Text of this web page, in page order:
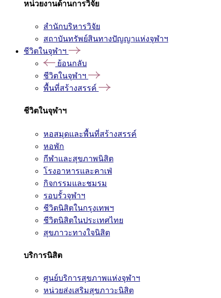
หน่วยงานด้านการวิจัย
สำนักบริหารวิจัย
สถาบันทรัพย์สินทางปัญญาแห่งจุฬาฯ
ชีวิตในจุฬาฯ
ย้อนกลับ
ชีวิตในจุฬาฯ
พื้นที่สร้างสรรค์
ชีวิตในจุฬาฯ
หอสมุดและพื้นที่สร้างสรรค์
หอพัก
กีฬาและสุขภาพนิสิต
โรงอาหารและคาเฟ่
กิจกรรมและชมรม
รอบรั้วจุฬาฯ
ชีวิตนิสิตในกรุงเทพฯ
ชีวิตนิสิตในประเทศไทย
สุขภาวะทางใจนิสิต
บริการนิสิต
ศูนย์บริการสุขภาพแห่งจุฬาฯ
หน่วยส่งเสริมสุขภาวะนิสิต